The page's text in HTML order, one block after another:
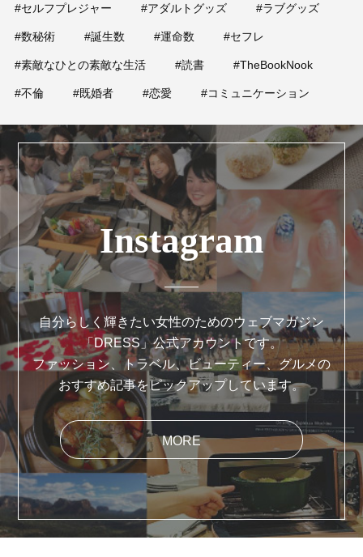
#セルフプレジャー #アダルトグッズ #ラブグッズ
#数秘術 #誕生数 #運命数 #セフレ
#素敵なひとの素敵な生活 #読書 #TheBookNook
#不倫 #既婚者 #恋愛 #コミュニケーション
Instagram
自分らしく輝きたい女性のためのウェブマガジン
「DRESS」公式アカウントです。
ファッション、トラベル、ビューティー、グルメの
おすすめ記事をピックアップしています。
MORE